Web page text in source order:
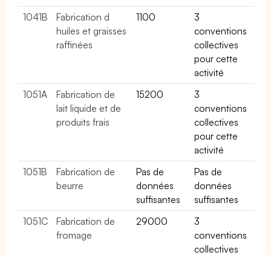
1041B
Fabrication d
huiles et graisses
raffinées
1100
3
conventions
collectives
pour cette
activité
1051A
Fabrication de
lait liquide et de
produits frais
15200
3
conventions
collectives
pour cette
activité
1051B
Fabrication de
beurre
Pas de
données
suffisantes
Pas de
données
suffisantes
1051C
Fabrication de
fromage
29000
3
conventions
collectives